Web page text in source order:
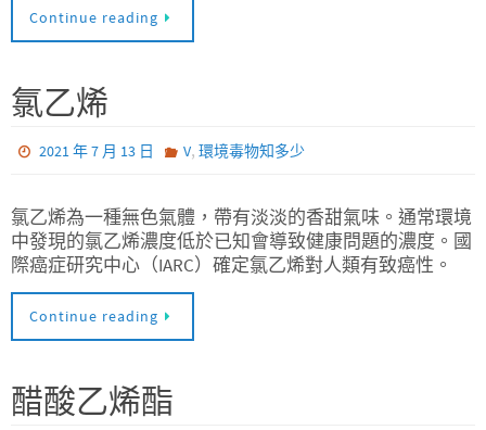
Continue reading
氯乙烯
2021 年 7 月 13 日 V, 環境毒物知多少
氯乙烯為一種無色氣體，帶有淡淡的香甜氣味。通常環境
中發現的氯乙烯濃度低於已知會導致健康問題的濃度。國
際癌症研究中心（IARC）確定氯乙烯對人類有致癌性。
Continue reading
醋酸乙烯酯